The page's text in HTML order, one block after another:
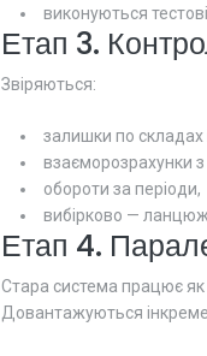
виконуються
Етап 3.
Звіряються:
залишки по складах
взаєморозрахунки
обороти за періоди,
вибірково —
Етап 4.
Стара система працює
Довантажуються